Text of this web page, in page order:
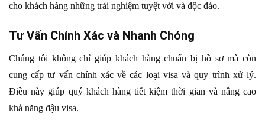
cho khách hàng những trải nghiệm tuyệt vời và độc đáo.
Tư Vấn Chính Xác và Nhanh Chóng
Chúng tôi không chỉ giúp khách hàng chuẩn bị hồ sơ mà còn
cung cấp tư vấn chính xác về các loại visa và quy trình xử lý.
Điều này giúp quý khách hàng tiết kiệm thời gian và nâng cao
khả năng đậu visa.